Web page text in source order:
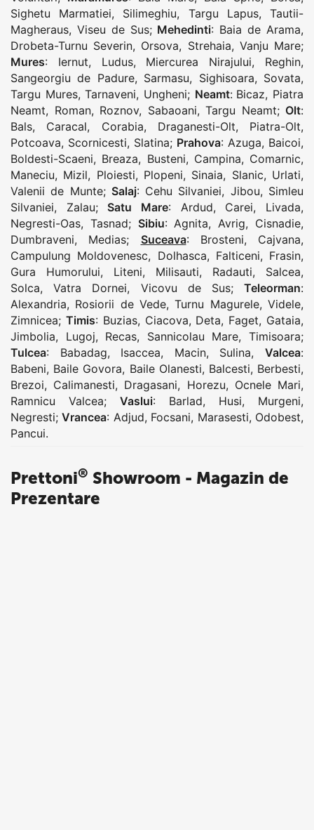
Sighetu Marmatiei, Silimeghiu, Targu Lapus,Tautii-
Magheraus, Viseu de Sus; Mehedinti: Baia de Arama,
Drobeta-Turnu Severin, Orsova, Strehaia, Vanju Mare;
Mures: Iernut, Ludus, Miercurea Nirajului, Reghin,
Sangeorgiu de Padure, Sarmasu, Sighisoara, Sovata,
Targu Mures,Tarnaveni, Ungheni; Neamt: Bicaz, Piatra
Neamt, Roman, Roznov, Sabaoani, Targu Neamt; Olt:
Bals, Caracal, Corabia, Draganesti-Olt, Piatra-Olt,
Potcoava, Scornicesti, Slatina; Prahova: Azuga, Baicoi,
Boldesti-Scaeni, Breaza, Busteni, Campina, Comarnic,
Maneciu, Mizil, Ploiesti, Plopeni, Sinaia, Slanic, Urlati,
Valenii de Munte; Salaj: Cehu Silvaniei, Jibou, Simleu
Silvaniei, Zalau; Satu Mare: Ardud, Carei, Livada,
Negresti-Oas, Tasnad; Sibiu: Agnita, Avrig, Cisnadie,
Dumbraveni, Medias; Suceava: Brosteni, Cajvana,
Campulung Moldovenesc, Dolhasca, Falticeni, Frasin,
Gura Humorului, Liteni, Milisauti, Radauti, Salcea,
Solca,Vatra Dornei, Vicovu de Sus;Teleorman:
Alexandria, Rosiorii de Vede,Turnu Magurele,Videle,
Zimnicea; Timis: Buzias, Ciacova, Deta, Faget, Gataia,
Jimbolia, Lugoj, Recas, Sannicolau Mare,Timisoara;
Tulcea: Babadag, Isaccea, Macin, Sulina,Valcea:
Babeni, Baile Govora, Baile Olanesti, Balcesti, Berbesti,
Brezoi, Calimanesti, Dragasani, Horezu, Ocnele Mari,
Ramnicu Valcea; Vaslui: Barlad, Husi, Murgeni,
Negresti;Vrancea: Adjud, Focsani, Marasesti, Odobest,
Pancui.
Prettoni® Showroom - Magazin de
Prezentare